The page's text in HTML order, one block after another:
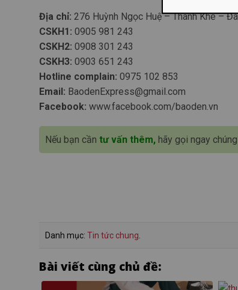
Địa chỉ: 276 Huỳnh Ngọc Huệ – Thanh Khê –
CSKH1: 0905 981 243
CSKH2: 0908 301 243
CSKH3: 0903 651 243
Hotline complain: 0975 102 853
Email: BaodenExpress@gmail.com
Facebook: www.facebook.com/baoden.vn
Nếu bạn cần tư vấn thêm,hãy gọi ngay
Danh mục: Tin tức chung
Bài viết cùng chủ đề: